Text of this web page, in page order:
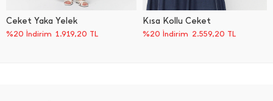
Ceket Yaka Yelek
%20 İndirim 1.919,20 TL
Kısa Kollu Ceket
%20 İndirim 2.559,20 TL